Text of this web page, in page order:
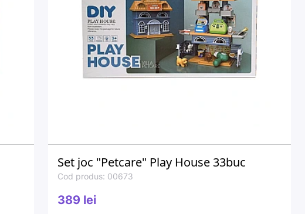
Set joc "Petcare" Play House 33buc
Cod produs: 00673
389 lei